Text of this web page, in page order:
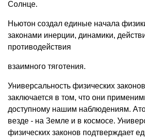
Солнце.
Ньютон создал единые начала
законами инерции, динамики,
противодействия
взаимного тяготения.
Универсальность физических
заключается в том, что они
доступному нашим наблюдениям.
везде - на Земле и в космосе.
физических законов подтверждает